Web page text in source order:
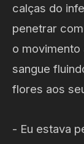
calças do
penetrar
o
sangue
flores aos
- Eu estava